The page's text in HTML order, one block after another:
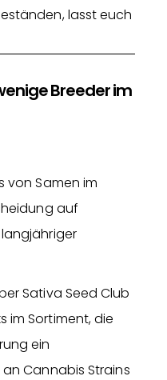
lasst euch
Breeder im
von Samen im
auf
Sativa Seed Club
im Sortiment, die
ein
Cannabis Strains